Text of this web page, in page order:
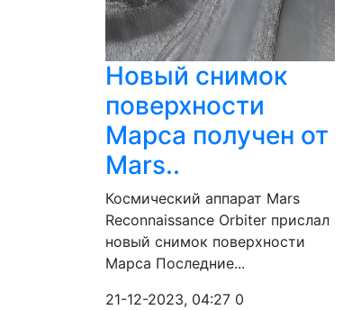
Новый снимок
поверхности
Марса получен от
Mars..
Космический аппарат Mars
Reconnaissance Orbiter прислал
новый снимок поверхности
Марса Последние...
21-12-2023, 04:27 0